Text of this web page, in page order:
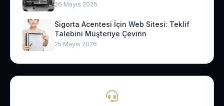
26 Mayıs 2026
Sigorta Acentesi İçin Web Sitesi: Teklif
Talebini Müşteriye Çevirin
25 Mayıs 2026